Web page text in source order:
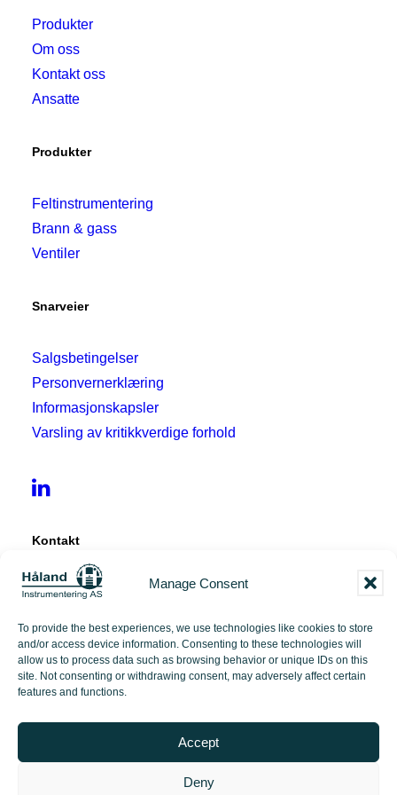
Manage Consent
To provide the best experiences, we use technologies like cookies to store
and/or access device information. Consenting to these technologies will
allow us to process data such as browsing behavior or unique IDs on this
site. Not consenting or withdrawing consent, may adversely affect certain
features and functions.
Accept
Deny
Produkter
Om oss
Kontakt oss
Ansatte
Produkter
Feltinstrumentering
Brann & gass
Ventiler
Snarveier
Salgsbetingelser
Personvernerklæring
Informasjonskapsler
Varsling av kritikkverdige forhold
Kontakt
Tangen 12
+47 51 71 97 00
post@hi-as.no
© 2026 Håland Instrumentering | Made with love by